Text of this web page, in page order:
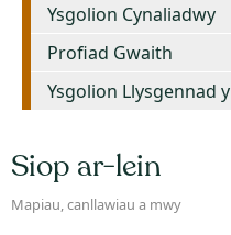
Ysgolion Cynaliadwy
Profiad Gwaith
Ysgolion Llysgennad
Siop ar-lein
Mapiau, canllawiau a mwy